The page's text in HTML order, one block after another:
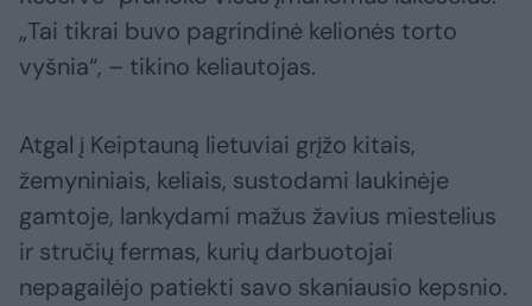
„Tai tikrai buvo pagrindinė kelionės torto
vyšnia“, – tikino keliautojas.
Atgal į Keiptauną lietuviai grįžo kitais,
žemyniniais, keliais, sustodami laukinėje
gamtoje, lankydami mažus žavius miestelius
ir stručių fermas, kurių darbuotojai
nepagailėjo patiekti savo skaniausio kepsnio.